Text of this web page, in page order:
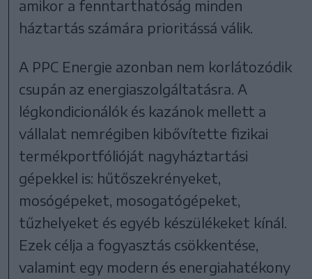
amikor a fenntarthatóság minden
háztartás számára prioritássá válik.
A PPC Energie azonban nem korlátozódik
csupán az energiaszolgáltatásra. A
légkondicionálók és kazánok mellett a
vállalat nemrégiben kibővítette fizikai
termékportfólióját nagyháztartási
gépekkel is: hűtőszekrényeket,
mosógépeket, mosogatógépeket,
tűzhelyeket és egyéb készülékeket kínál.
Ezek célja a fogyasztás csökkentése,
valamint egy modern és energiahatékony